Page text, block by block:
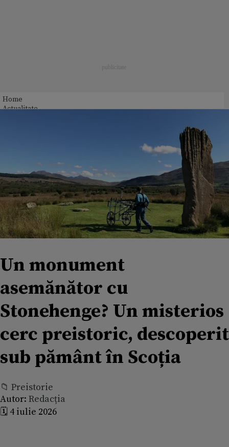
Home
Actualitate
Un monument
asemănător cu
Stonehenge? Un misterios
cerc preistoric, descoperit
sub pământ în Scoția
📁 Preistorie
Autor: Redacția
🗓️ 4 iulie 2026